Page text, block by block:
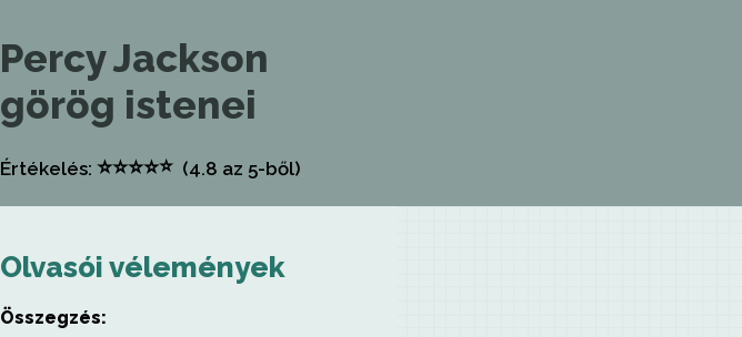
Percy Jackson
görög istenei
Értékelés: ⭐⭐⭐⭐⭐ (4.8 az 5-ből)
Olvasói vélemények
Összegzés: